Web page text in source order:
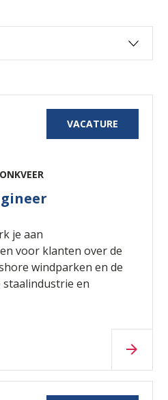
VACATURE
je aan
voor klanten over de
windparken en de
en